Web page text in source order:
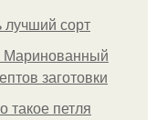
лучший сорт
Маринованный
заготовки
такое петля